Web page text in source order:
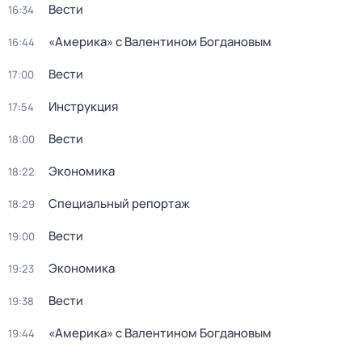
16:34 Вести
16:44 «Америка» с Валентином Богдановым
17:00 Вести
17:54 Инструкция
18:00 Вести
18:22 Экономика
18:29 Специальный репортаж
19:00 Вести
19:23 Экономика
19:38 Вести
19:44 «Америка» с Валентином Богдановым